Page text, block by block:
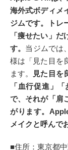
海外式ボディメ
ジムです。
トレ
「痩せたい」
す。 当ジムでは
様は「見た目を
ます。
見た目を
「血行促進」
で、それが「肩
がります。
メイクと呼んで
■住所：東京都